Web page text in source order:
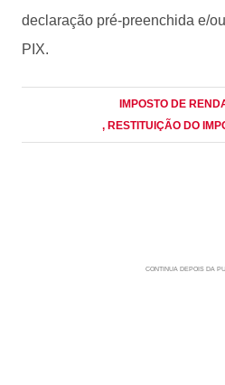
declaração pré-preenchida e/
PIX.
IMPOSTO DE
, RESTITUIÇÃO DO